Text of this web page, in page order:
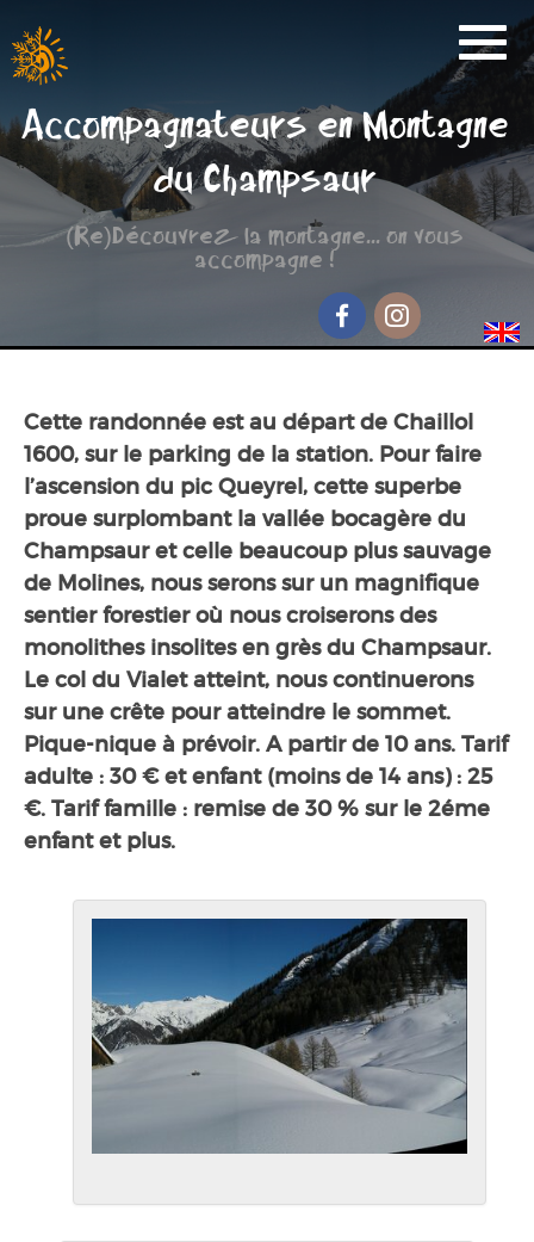
Accompagnateurs en Montagne
du Champsaur
(Re)Découvrez la montagne... on vous
accompagne !
FacebookInstagram
Activités
Réservation
Nos Partenaires
Scolaire
Groupe de randonnée
Séjour jeunesse
Contact et accès
Cette randonnée est au départ de Chaillol
1600, sur le parking de la station. Pour faire
l’ascension du pic Queyrel, cette superbe
proue surplombant la vallée bocagère du
Champsaur et celle beaucoup plus sauvage
de Molines, nous serons sur un magnifique
sentier forestier où nous croiserons des
monolithes insolites en grès du Champsaur.
Le col du Vialet atteint, nous continuerons
sur une crête pour atteindre le sommet.
Pique-nique à prévoir. A partir de 10 ans. Tarif
adulte : 30 € et enfant (moins de 14 ans) : 25
€. Tarif famille : remise de 30 % sur le 2éme
enfant et plus.